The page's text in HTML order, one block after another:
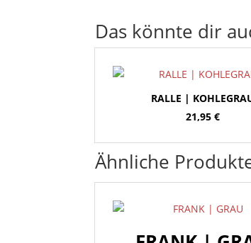
Das könnte dir
RALLE |
21,95 €
Ähnliche